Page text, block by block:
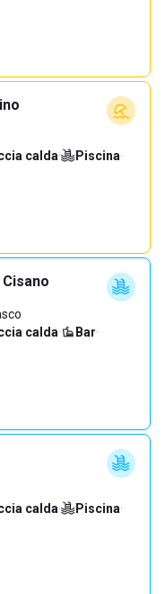
calda· Piscina·
calda· Bar·
calda· Piscina·